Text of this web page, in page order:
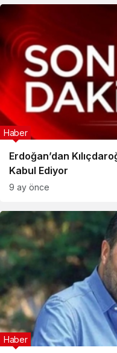
Erdoğan’dan
Kabul Ediyor
Haber
9 ay önce
Haber